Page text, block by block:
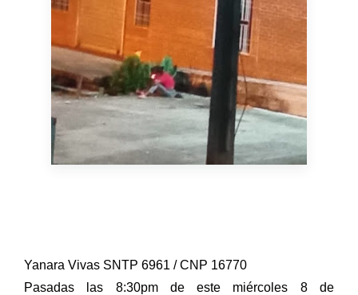
Yanara Vivas SNTP 6961 / CNP 16770
Pasadas las 8:30pm de este miércoles 8 de